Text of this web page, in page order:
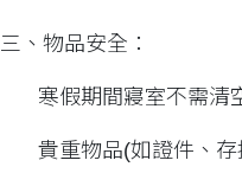
三、物品安全：
寒假期間寢室不需清
貴重物品(如證件、